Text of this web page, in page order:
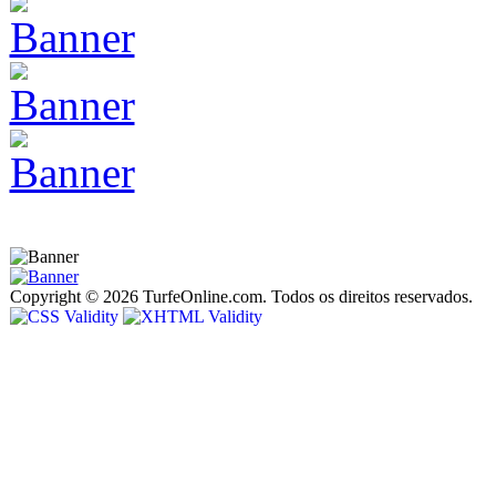
Copyright © 2026 TurfeOnline.com. Todos os direitos reservados.